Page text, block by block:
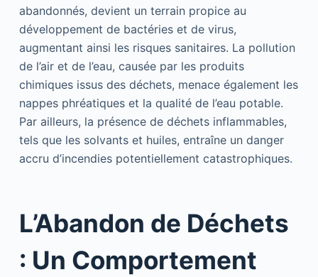
abandonnés, devient un terrain propice au
développement de bactéries et de virus,
augmentant ainsi les risques sanitaires. La pollution
de l’air et de l’eau, causée par les produits
chimiques issus des déchets, menace également les
nappes phréatiques et la qualité de l’eau potable.
Par ailleurs, la présence de déchets inflammables,
tels que les solvants et huiles, entraîne un danger
accru d’incendies potentiellement catastrophiques.
L’Abandon de Déchets
: Un Comportement